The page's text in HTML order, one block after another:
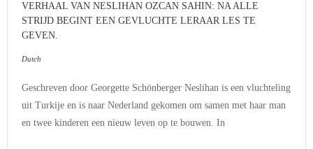
VERHAAL VAN NESLIHAN OZCAN SAHIN: NA ALLE
STRIJD BEGINT EEN GEVLUCHTE LERAAR LES TE
GEVEN.
Dutch
Geschreven door Georgette Schönberger Neslihan is een vluchteling
uit Turkije en is naar Nederland gekomen om samen met haar man
en twee kinderen een nieuw leven op te bouwen. In